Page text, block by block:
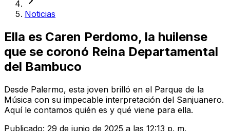
Noticias
Ella es Caren Perdomo, la huilense
que se coronó Reina Departamental
del Bambuco
Desde Palermo, esta joven brilló en el Parque de la
Música con su impecable interpretación del Sanjuanero.
Aquí le contamos quién es y qué viene para ella.
Publicado: 29 de junio de 2025 a las 12:13 p. m.